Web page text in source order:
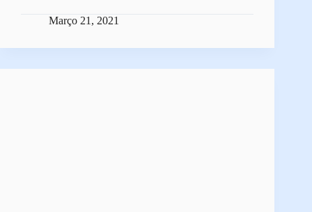
Março 21, 2021